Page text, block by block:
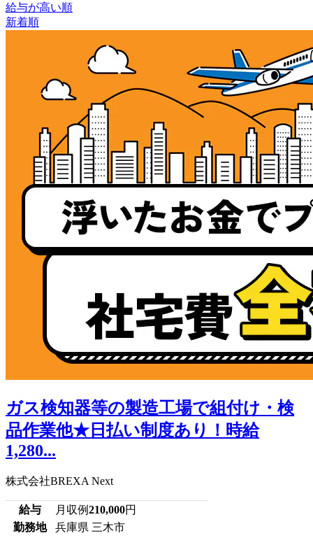
給与が高い順
新着順
ガス検知器等の製造工場で組付け・検
品作業他★日払い制度あり！時給
1,280...
株式会社BREXA Next
給与 月収例210,000円
勤務地
兵庫県 三木市